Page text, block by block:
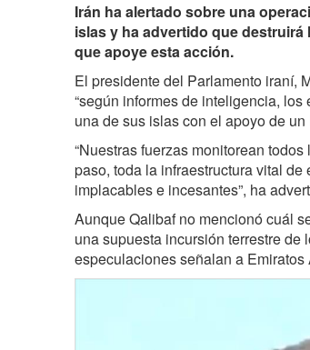
Irán ha alertado sobre una
islas y ha advertido que
que apoye esta acción.
El presidente del Parlamento iraní,
“según informes de inteligencia,
una de sus islas con el apoyo de un
“Nuestras fuerzas monitorean
paso, toda la infraestructura vital
implacables e incesantes”, ha
Aunque Qalibaf no mencionó cuál
una supuesta incursión terrestre
especulaciones señalan a